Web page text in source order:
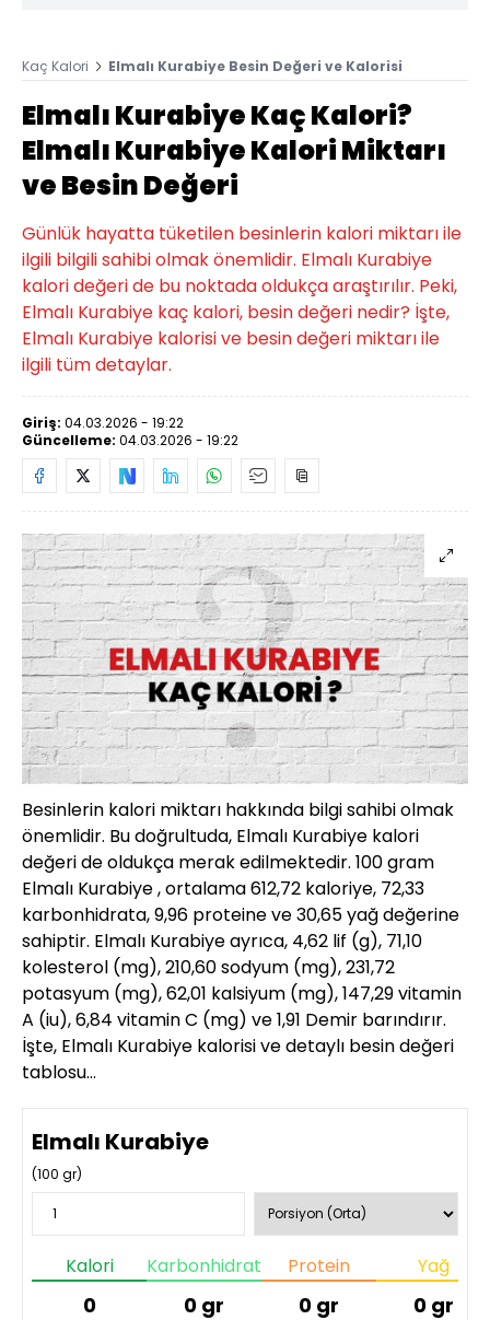
Kaç Kalori Elmalı Kurabiye Besin Değeri ve Kalorisi
Elmalı Kurabiye Kaç Kalori?
Elmalı Kurabiye Kalori Miktarı
ve Besin Değeri
Günlük hayatta tüketilen besinlerin kalori miktarı ile
ilgili bilgili sahibi olmak önemlidir. Elmalı Kurabiye
kalori değeri de bu noktada oldukça araştırılır. Peki,
Elmalı Kurabiye kaç kalori, besin değeri nedir? İşte,
Elmalı Kurabiye kalorisi ve besin değeri miktarı ile
ilgili tüm detaylar.
Giriş: 04.03.2026 - 19:22
Güncelleme: 04.03.2026 - 19:22
Besinlerin kalori miktarı hakkında bilgi sahibi olmak
önemlidir. Bu doğrultuda, Elmalı Kurabiye kalori
değeri de oldukça merak edilmektedir. 100 gram
Elmalı Kurabiye , ortalama 612,72 kaloriye, 72,33
karbonhidrata, 9,96 proteine ve 30,65 yağ değerine
sahiptir. Elmalı Kurabiye ayrıca, 4,62 lif (g), 71,10
kolesterol (mg), 210,60 sodyum (mg), 231,72
potasyum (mg), 62,01 kalsiyum (mg), 147,29 vitamin
A (iu), 6,84 vitamin C (mg) ve 1,91 Demir barındırır.
İşte, Elmalı Kurabiye kalorisi ve detaylı besin değeri
tablosu…
Elmalı Kurabiye
(100 gr)
Kalori
0
Karbonhidrat
0 gr
Protein
0 gr
Yağ
0 gr